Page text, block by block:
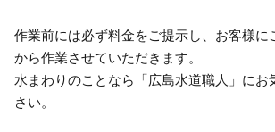
作業前には必ず料金をご提示し、お客様に
から作業させていただきます。
水まわりのことなら「広島水道職人」にお
さい。